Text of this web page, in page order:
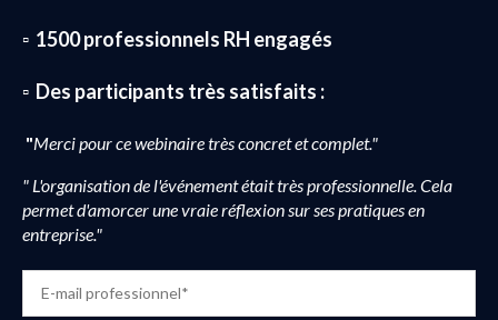
▫️ 1500 professionnels RH engagés
▫️ Des participants très satisfaits :
"Merci pour ce webinaire très concret et complet."
" L'organisation de l'événement était très professionnelle. Cela
permet d'amorcer une vraie réflexion sur ses pratiques en
entreprise."